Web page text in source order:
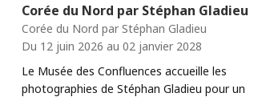
Corée du Nord par Stéphan Gladieu
Corée du Nord par Stéphan Gladieu
Du 12 juin 2026 au 02 janvier 2028
Le Musée des Confluences accueille les
photographies de Stéphan Gladieu pour un